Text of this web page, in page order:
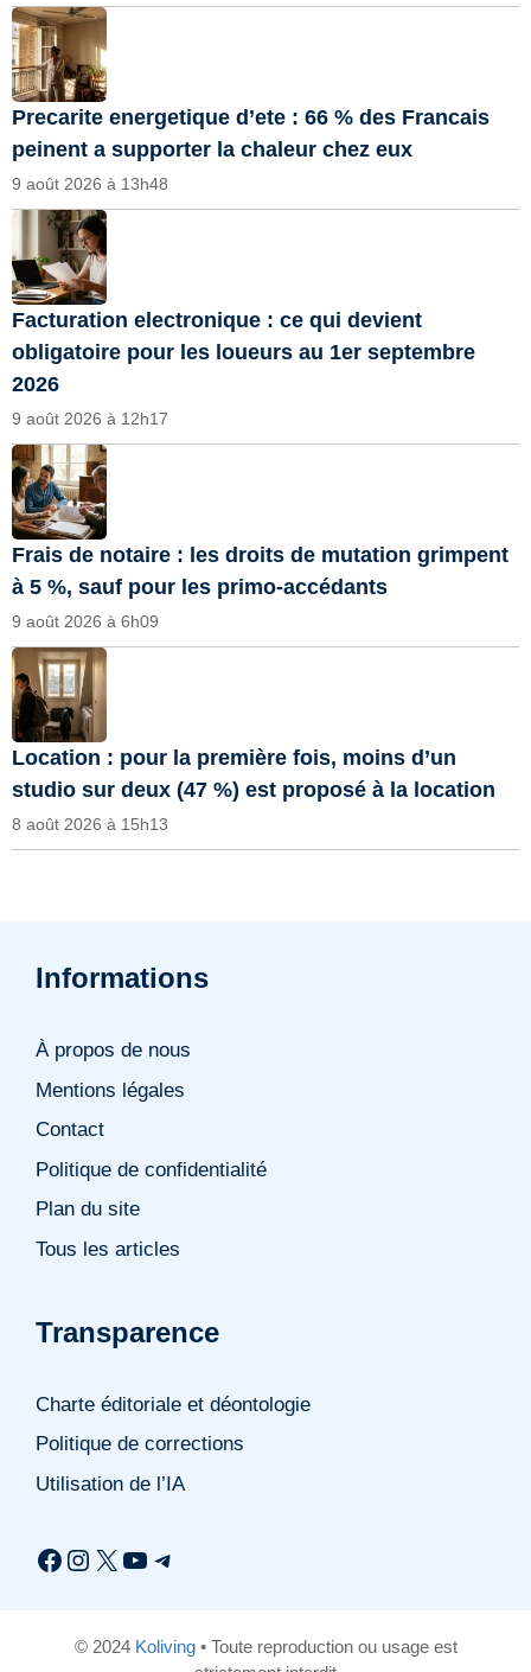
Precarite energetique d’ete : 66 % des Francais
peinent a supporter la chaleur chez eux
9 août 2026 à 13h48
Facturation electronique : ce qui devient
obligatoire pour les loueurs au 1er septembre
2026
9 août 2026 à 12h17
Frais de notaire : les droits de mutation grimpent
à 5 %, sauf pour les primo-accédants
9 août 2026 à 6h09
Location : pour la première fois, moins d’un
studio sur deux (47 %) est proposé à la location
8 août 2026 à 15h13
Informations
À propos de nous
Mentions légales
Contact
Politique de confidentialité
Plan du site
Tous les articles
Transparence
Charte éditoriale et déontologie
Politique de corrections
Utilisation de l’IA
Facebook
Instagram
X YouTube
Telegram
© 2024 Koliving• Toute reproduction ou usage est